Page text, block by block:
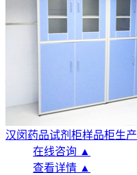
汉闵药品试剂柜样品柜生产
在线咨询 ▲
查看详情 ▲